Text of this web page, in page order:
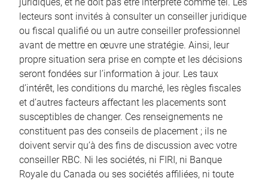
juridiques, et ne doit pas être interprété comme tel. Les
lecteurs sont invités à consulter un conseiller juridique
ou fiscal qualifié ou un autre conseiller professionnel
avant de mettre en œuvre une stratégie. Ainsi, leur
propre situation sera prise en compte et les décisions
seront fondées sur l’information à jour. Les taux
d’intérêt, les conditions du marché, les règles fiscales
et d’autres facteurs affectant les placements sont
susceptibles de changer. Ces renseignements ne
constituent pas des conseils de placement ; ils ne
doivent servir qu’à des fins de discussion avec votre
conseiller RBC. Ni les sociétés, ni FIRI, ni Banque
Royale du Canada ou ses sociétés affiliées, ni toute